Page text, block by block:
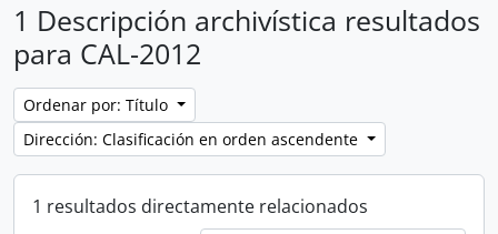
1 Descripción archivística resultados
para CAL-2012
Ordenar por: Título
Dirección: Clasificación en orden ascendente
1 resultados directamente relacionados